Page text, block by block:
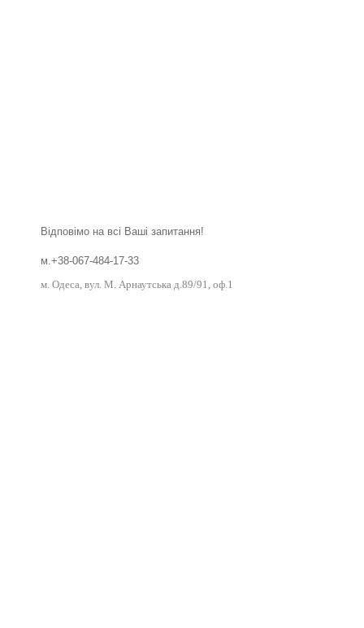
Відповімо на всі Ваші запитання!
м.+38-067-484-17-33
м. Одеса, вул. М. Арнаутська д.89/91, оф.1